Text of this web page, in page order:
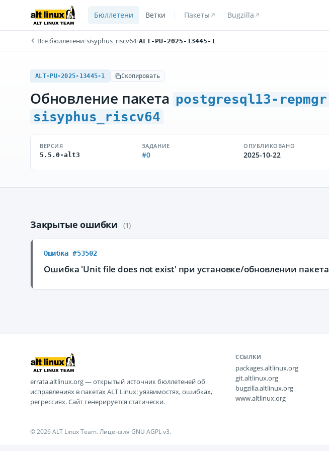
Бюллетени Ветки Пакеты Bugzilla
Все бюллетени/sisyphus_riscv64/ALT-PU-2025-13445-1
ALT-PU-2025-13445-1 Скопировать
Обновление пакета postgresql13-repmgr
sisyphus_riscv64
ВЕРСИЯ
5.5.0-alt3
ЗАДАНИЕ
#0
ОПУБЛИКОВАНО
2025-10-22
Закрытые ошибки (1)
Ошибка #53502
Ошибка 'Unit file does not exist' при установке/обновлении пакета
errata.altlinux.org — открытый источник бюллетеней об
исправлениях в пакетах ALT Linux: уязвимостях, ошибках,
регрессиях. Сайт генерируется статически.
ССЫЛКИ
packages.altlinux.org
git.altlinux.org
bugzilla.altlinux.org
www.altlinux.org
© 2026 ALT Linux Team. Лицензия GNU AGPL v3.